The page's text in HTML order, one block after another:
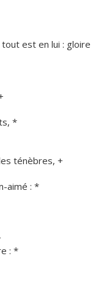
est en lui : gloire
*
ténèbres, +
aimé : *
: *